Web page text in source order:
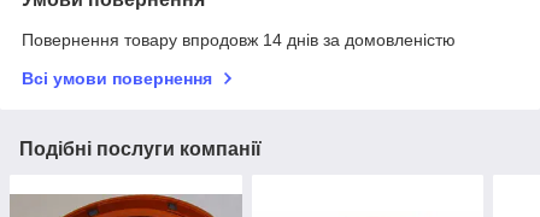
Повернення товару впродовж 14 днів за домовленістю
Всі умови повернення
Подібні послуги компанії